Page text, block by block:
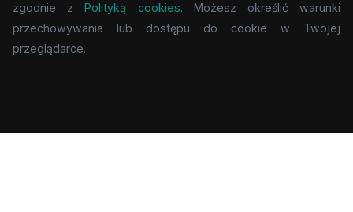
zgodnie zPolityką cookies. Możesz określić warunki
przechowywania lub dostępu do cookie w Twojej
przeglądarce.